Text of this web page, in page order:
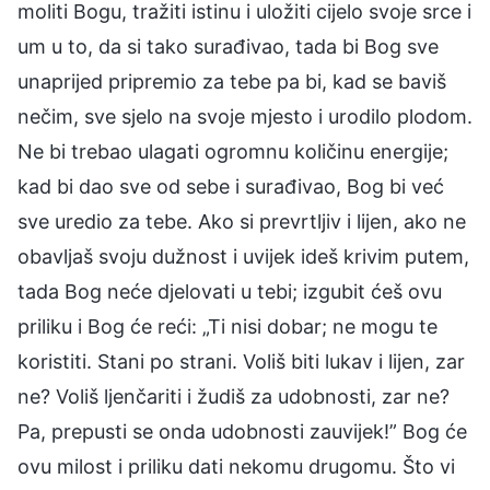
moliti Bogu, tražiti istinu i uložiti cijelo svoje srce i
um u to, da si tako surađivao, tada bi Bog sve
unaprijed pripremio za tebe pa bi, kad se baviš
nečim, sve sjelo na svoje mjesto i urodilo plodom.
Ne bi trebao ulagati ogromnu količinu energije;
kad bi dao sve od sebe i surađivao, Bog bi već
sve uredio za tebe. Ako si prevrtljiv i lijen, ako ne
obavljaš svoju dužnost i uvijek ideš krivim putem,
tada Bog neće djelovati u tebi; izgubit ćeš ovu
priliku i Bog će reći: „Ti nisi dobar; ne mogu te
koristiti. Stani po strani. Voliš biti lukav i lijen, zar
ne? Voliš ljenčariti i žudiš za udobnosti, zar ne?
Pa, prepusti se onda udobnosti zauvijek!” Bog će
ovu milost i priliku dati nekomu drugomu. Što vi